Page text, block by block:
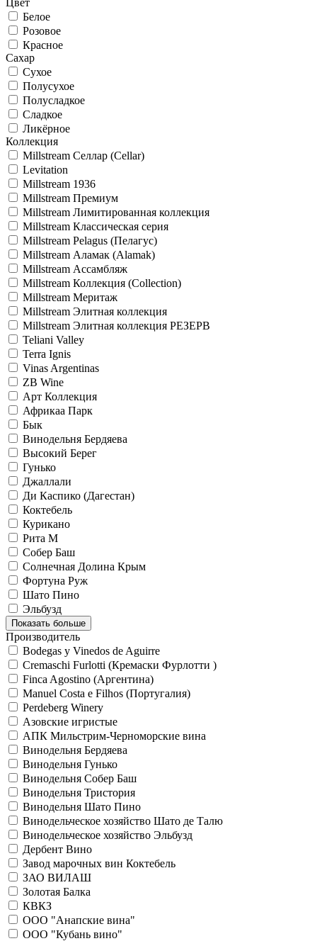
Белое
Розовое
Красное
Сахар
Сухое
Полусухое
Полусладкое
Сладкое
Ликёрное
Коллекция
Millstream Селлар (Cellar)
Levitation
Millstream 1936
Millstream Премиум
Millstream Лимитированная коллекция
Millstream Классическая серия
Millstream Pelagus (Пелагус)
Millstream Аламак (Alamak)
Millstream Ассамбляж
Millstream Коллекция (Collection)
Millstream Меритаж
Millstream Элитная коллекция
Millstream Элитная коллекция РЕЗЕРВ
Teliani Valley
Terra Ignis
Vinas Argentinas
ZB Wine
Арт Коллекция
Африкаа Парк
Бык
Винодельня Бердяева
Высокий Берег
Гунько
Джаллали
Ди Каспико (Дагестан)
Коктебель
Курикано
Рита М
Собер Баш
Солнечная Долина Крым
Фортуна Руж
Шато Пино
Эльбузд
Показать больше
Производитель
Bodegas y Vinedos de Aguirre
Cremaschi Furlotti (Кремаски Фурлотти )
Finca Agostino (Аргентина)
Manuel Costa e Filhos (Португалия)
Perdeberg Winery
Азовские игристые
АПК Мильстрим-Черноморские вина
Винодельня Бердяева
Винодельня Гунько
Винодельня Собер Баш
Винодельня Тристория
Винодельня Шато Пино
Винодельческое хозяйство Шато де Талю
Винодельческое хозяйство Эльбузд
Дербент Вино
Завод марочных вин Коктебель
ЗАО ВИЛАШ
Золотая Балка
КВКЗ
ООО "Анапские вина"
ООО "Кубань вино"